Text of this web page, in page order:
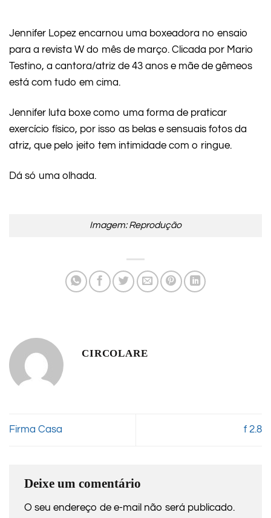
Jennifer Lopez encarnou uma boxeadora no ensaio
para a revista W do mês de março. Clicada por Mario
Testino, a cantora/atriz de 43 anos e mãe de gêmeos
está com tudo em cima.
Jennifer luta boxe como uma forma de praticar
exercício físico, por isso as belas e sensuais fotos da
atriz, que pelo jeito tem intimidade com o ringue.
Dá só uma olhada.
Imagem: Reprodução
CIRCOLARE
Firma Casa f 2.8
Deixe um comentário
O seu endereço de e-mail não será publicado.